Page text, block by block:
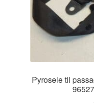
Pyrosele til